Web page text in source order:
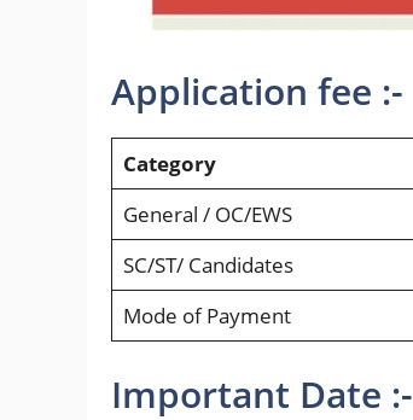
Application fee :-
Category
General / OC/EWS
SC/ST/ Candidates
Mode of Payment
Important Date :-